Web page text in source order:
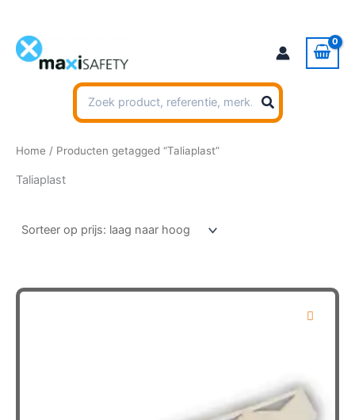
inhoud
Zoeken
naar:
Home / Producten getagged “Taliaplast”
Taliaplast